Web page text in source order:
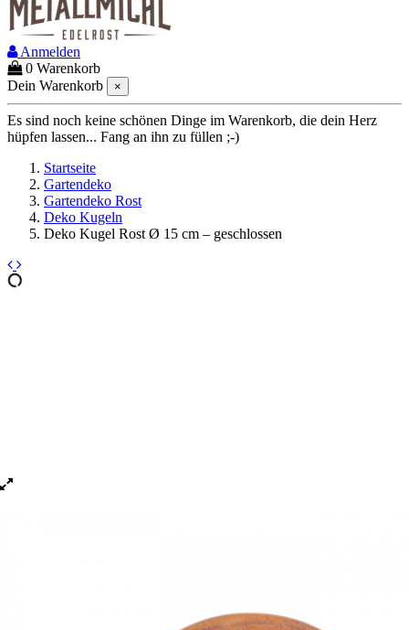
Anmelden
0 Warenkorb
Dein Warenkorb
×
Es sind noch keine schönen Dinge im Warenkorb, die dein Herz
hüpfen lassen... Fang an ihn zu füllen ;-)
Startseite
Gartendeko
Gartendeko Rost
Deko Kugeln
Deko Kugel Rost Ø 15 cm – geschlossen